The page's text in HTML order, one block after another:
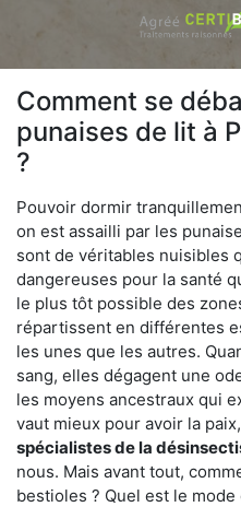
Comment se
punaises de lit à
?
Pouvoir dormir
on est assailli par les
sont de véritables nuisibles
dangereuses pour la santé
le plus tôt possible des
répartissent en différentes
les unes que les autres.
sang, elles dégagent une
les moyens ancestraux qui
vaut mieux pour avoir la
spécialistes de la
nous. Mais avant tout,
bestioles ? Quel est le